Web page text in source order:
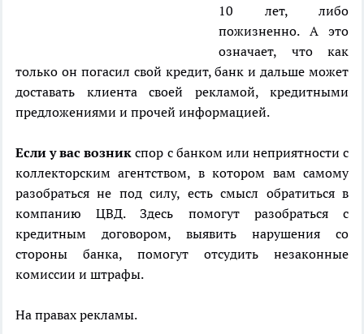
10 лет, либо
пожизненно. А это
означает, что как
только он погасил свой кредит, банк и дальше может
доставать клиента своей рекламой, кредитными
предложениями и прочей информацией.
Если у вас возникспор с банком или неприятности с
коллекторским агентством, в котором вам самому
разобраться не под силу, есть смысл обратиться в
компанию ЦВД. Здесь помогут разобраться с
кредитным договором, выявить нарушения со
стороны банка, помогут отсудить незаконные
комиссии и штрафы.
На правах рекламы.